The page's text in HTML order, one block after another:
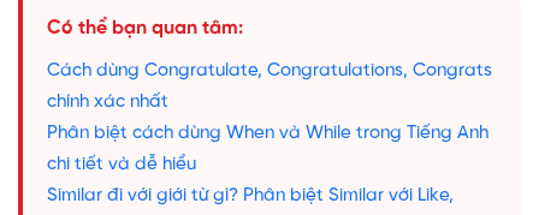
Có thể bạn quan tâm:
Cách dùng Congratulate, Congratulations, Congrats
chính xác nhất
Phân biệt cách dùng When và While trong Tiếng Anh
chi tiết và dễ hiểu
Similar đi với giới từ gì? Phân biệt Similar với Like,